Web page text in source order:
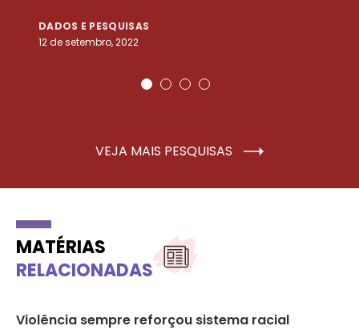
DADOS E PESQUISAS
12 de setembro, 2022
VEJA MAIS PESQUISAS
MATÉRIAS
RELACIONADAS
Violência sempre reforçou sistema racial